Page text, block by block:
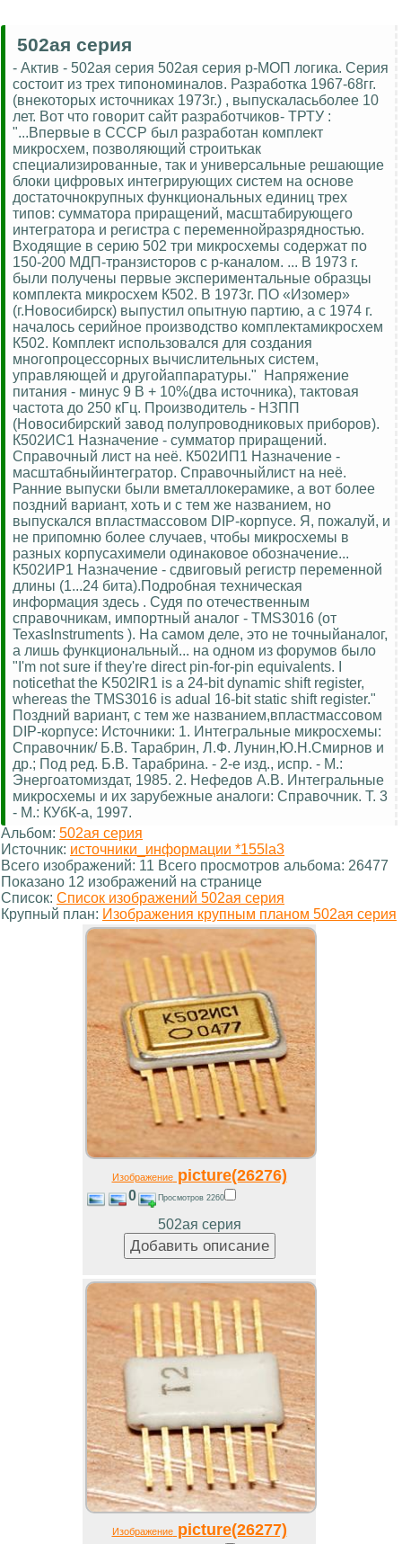
502ая серия
- Актив - 502ая серия 502ая серия p-МОП логика. Серия
состоит из трех типономиналов. Разработка 1967-68гг.
(внекоторых источниках 1973г.) , выпускаласьболее 10
лет. Вот что говорит сайт разработчиков- ТРТУ :
"...Впервые в СССР был разработан комплект
микросхем, позволяющий строитькак
специализированные, так и универсальные решающие
блоки цифровых интегрирующих систем на основе
достаточнокрупных функциональных единиц трех
типов: сумматора приращений, масштабирующего
интегратора и регистра с переменнойразрядностью.
Входящие в серию 502 три микросхемы содержат по
150-200 МДП-транзисторов с р-каналом. ... В 1973 г.
были получены первые экспериментальные образцы
комплекта микросхем К502. В 1973г. ПО «Изомер»
(г.Новосибирск) выпустил опытную партию, а с 1974 г.
началось серийное производство комплектамикросхем
К502. Комплект использовался для создания
многопроцессорных вычислительных систем,
управляющей и другойаппаратуры." Напряжение
питания - минус 9 В + 10%(два источника), тактовая
частота до 250 кГц. Производитель - НЗПП
(Новосибирский завод полупроводниковых приборов).
К502ИС1 Назначение - сумматор приращений.
Справочный лист на неё. К502ИП1 Назначение -
масштабныйинтегратор. Справочныйлист на неё.
Ранние выпуски были вметаллокерамике, а вот более
поздний вариант, хоть и с тем же названием, но
выпускался впластмассовом DIP-корпусе. Я, пожалуй, и
не припомню более случаев, чтобы микросхемы в
разных корпусахимели одинаковое обозначение...
К502ИР1 Назначение - сдвиговый регистр переменной
длины (1...24 бита).Подробная техническая
информация здесь . Судя по отечественным
справочникам, импортный аналог - TMS3016 (от
TexasInstruments ). На самом деле, это не точныйаналог,
а лишь функциональный... на одном из форумов было
"I'm not sure if they're direct pin-for-pin equivalents. I
noticethat the K502IR1 is a 24-bit dynamic shift register,
whereas the TMS3016 is adual 16-bit static shift register."
Поздний вариант, с тем же названием,впластмассовом
DIP-корпусе: Источники: 1. Интегральные микросхемы:
Справочник/ Б.В. Тарабрин, Л.Ф. Лунин,Ю.Н.Смирнов и
др.; Под ред. Б.В. Тарабрина. - 2-е изд., испр. - М.:
Энергоатомиздат, 1985. 2. Нефедов А.В. Интегральные
микросхемы и их зарубежные аналоги: Справочник. Т. 3
- М.: КУбК-а, 1997.
Альбом: 502ая серия
Источник: источники_информации *155la3
Всего изображений: 11 Всего просмотров альбома: 26477
Показано 12 изображений на странице
Список: Список изображений 502ая серия
Крупный план: Изображения крупным планом 502ая серия
Изображениеpicture(26276)
0 Просмотров 2260
502ая серия
Изображениеpicture(26277)